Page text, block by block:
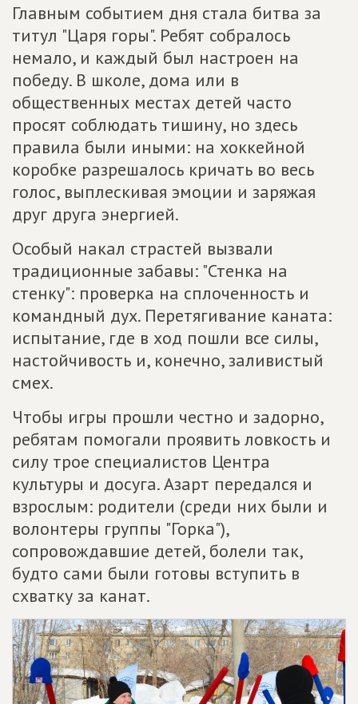
Главным событием дня стала битва за
титул "Царя горы". Ребят собралось
немало, и каждый был настроен на
победу. В школе, дома или в
общественных местах детей часто
просят соблюдать тишину, но здесь
правила были иными: на хоккейной
коробке разрешалось кричать во весь
голос, выплескивая эмоции и заряжая
друг друга энергией.
Особый накал страстей вызвали
традиционные забавы: "Стенка на
стенку": проверка на сплоченность и
командный дух. Перетягивание каната:
испытание, где в ход пошли все силы,
настойчивость и, конечно, заливистый
смех.
Чтобы игры прошли честно и задорно,
ребятам помогали проявить ловкость и
силу трое специалистов Центра
культуры и досуга. Азарт передался и
взрослым: родители (среди них были и
волонтеры группы "Горка"),
сопровождавшие детей, болели так,
будто сами были готовы вступить в
схватку за канат.